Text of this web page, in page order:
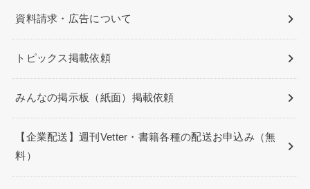
資料請求・広告について
トピックス掲載依頼
みんなの掲示板（紙面）掲載依頼
【企業配送】週刊Vetter・書籍各種の配送お申込み（無
料）